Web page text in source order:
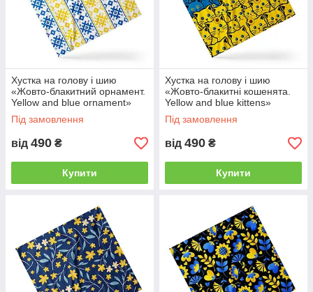
Хустка на голову і шию
«Жовто-блакитний орнамент.
Yellow and blue ornament»
Під замовлення
від 490 ₴
Купити
Хустка на голову і шию
«Жовто-блакитні кошенята.
Yellow and blue kittens»
Під замовлення
від 490 ₴
Купити